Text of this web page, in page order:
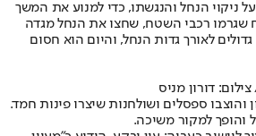
על ניקוי הנחל והנגשתו, כדי למנוע את המשך
שגרמו רכבי השטח, שחצו את הנחל מגדה
לאורך גדות הנחל, והיום הוא חסום
דורון מניס
והוצבו ספסלים ושולחנות שיצרו פינות חמד.
והופך למקור משיכה.